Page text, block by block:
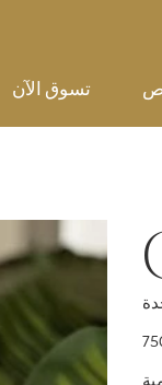
تسوق الآن